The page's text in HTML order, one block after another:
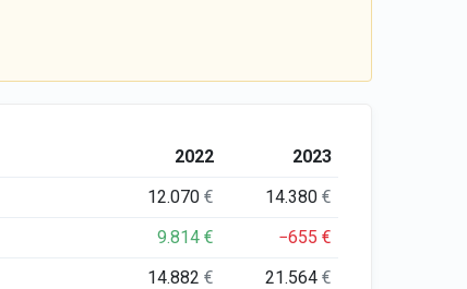
2022
2023
12.070€ 14.380€
9.814€ −655€
14.882€ 21.564€